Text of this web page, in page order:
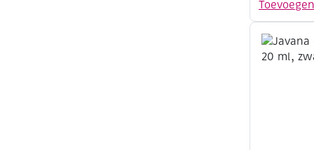
Toevoegen
20
ml,
wit